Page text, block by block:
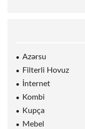
Azərsu
Filterli Hovuz
İnternet
Kombi
Kupça
Mebel